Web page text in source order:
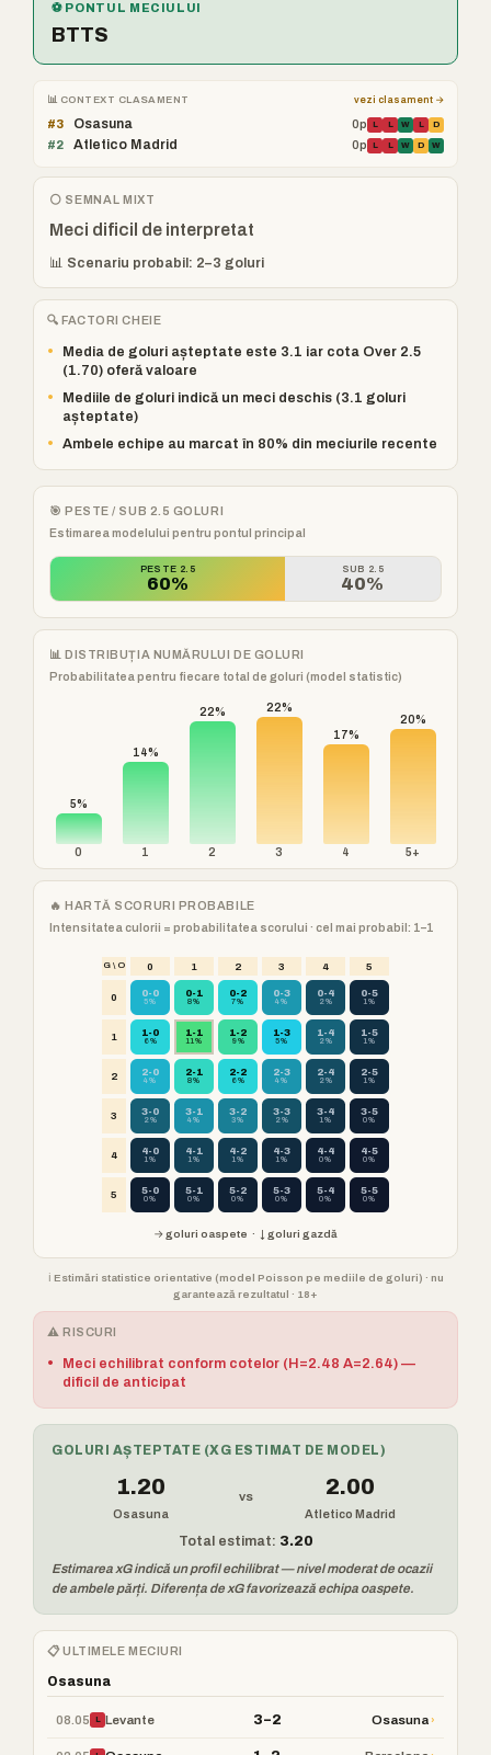
⚽ PONTUL MECIULUI
BTTS
📊 CONTEXT CLASAMENT vezi clasament →
#3 Osasuna 0p L L W L D
#2 Atletico Madrid 0p L L W D W
⚪ SEMNAL MIXT
Meci dificil de interpretat
📊 Scenariu probabil: 2–3 goluri
🔍 FACTORI CHEIE
•
Media de goluri așteptate este 3.1 iar cota Over 2.5
(1.70) oferă valoare
•
Mediile de goluri indică un meci deschis (3.1 goluri
așteptate)
•
Ambele echipe au marcat în 80% din meciurile recente
🎯 PESTE / SUB 2.5 GOLURI
Estimarea modelului pentru pontul principal
PESTE 2.5
60%
SUB 2.5
40%
📊 DISTRIBUȚIA NUMĂRULUI DE GOLURI
Probabilitatea pentru fiecare total de goluri (model statistic)
5%
0
14%
1
22%
2
22%
3
17%
4
20%
5+
🔥 HARTĂ SCORURI PROBABILE
Intensitatea culorii = probabilitatea scorului · cel mai probabil: 1–1
G \ O 0 1 2 3 4 5
0 0-0
5%
0-1
8%
0-2
7%
0-3
4%
0-4
2%
0-5
1%
1 1-0
6%
1-1
11%
1-2
9%
1-3
5%
1-4
2%
1-5
1%
2 2-0
4%
2-1
8%
2-2
6%
2-3
4%
2-4
2%
2-5
1%
3 3-0
2%
3-1
4%
3-2
3%
3-3
2%
3-4
1%
3-5
0%
4 4-0
1%
4-1
1%
4-2
1%
4-3
1%
4-4
0%
4-5
0%
5 5-0
0%
5-1
0%
5-2
0%
5-3
0%
5-4
0%
5-5
0%
→ goluri oaspete · ↓ goluri gazdă
ℹ️ Estimări statistice orientative (model Poisson pe mediile de goluri) · nu
garantează rezultatul · 18+
⚠️ RISCURI
•
Meci echilibrat conform cotelor (H=2.48 A=2.64) —
dificil de anticipat
GOLURI AȘTEPTATE (XG ESTIMAT DE MODEL)
1.20
Osasuna
vs 2.00
Atletico Madrid
Total estimat: 3.20
Estimarea xG indică un profil echilibrat — nivel moderat de ocazii
de ambele părți. Diferența de xG favorizează echipa oaspete.
📋 ULTIMELE MECIURI
Osasuna
08.05 L Levante 3–2 Osasuna›